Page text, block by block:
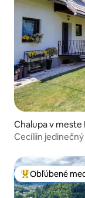
Chalupa v meste
Cecíliin
Obľúbené